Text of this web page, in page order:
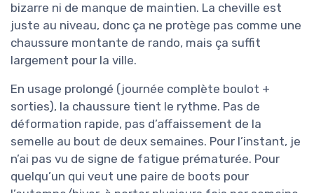
bizarre ni de manque de maintien. La cheville est
juste au niveau, donc ça ne protège pas comme une
chaussure montante de rando, mais ça suffit
largement pour la ville.
En usage prolongé (journée complète boulot +
sorties), la chaussure tient le rythme. Pas de
déformation rapide, pas d’affaissement de la
semelle au bout de deux semaines. Pour l’instant, je
n’ai pas vu de signe de fatigue prématurée. Pour
quelqu’un qui veut une paire de boots pour